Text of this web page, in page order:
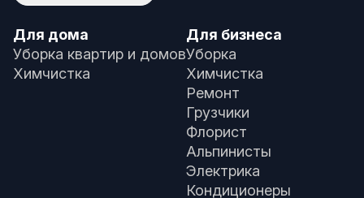
Для дома
Уборка квартир и домов
Химчистка
Для бизнеса
Уборка
Химчистка
Ремонт
Грузчики
Флорист
Альпинисты
Электрика
Кондиционеры